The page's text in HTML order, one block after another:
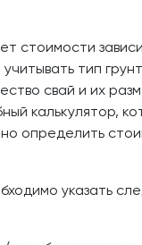
стоимости
тип
свай и их
калькулятор,
определить
указать